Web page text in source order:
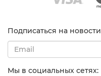
Подписаться на новости
Мы в социальных сетях: